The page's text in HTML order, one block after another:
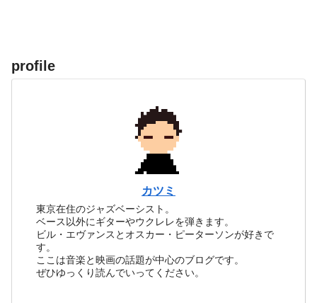
profile
カツミ
東京在住のジャズベーシスト。
ベース以外にギターやウクレレを弾きます。
ビル・エヴァンスとオスカー・ピーターソンが好きで
す。
ここは音楽と映画の話題が中心のブログです。
ぜひゆっくり読んでいってください。